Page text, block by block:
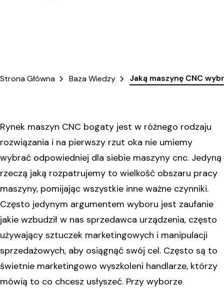
Strona Główna Baza Wiedzy Jaką maszynę CNC
Rynek maszyn CNC bogaty jest w różnego rodzaju
rozwiązania i na pierwszy rzut oka nie umiemy
wybrać odpowiedniej dla siebie maszyny cnc. Jedyną
rzeczą jaką rozpatrujemy to wielkość obszaru pracy
maszyny, pomijając wszystkie inne ważne czynniki.
Często jedynym argumentem wyboru jest zaufanie
jakie wzbudził w nas sprzedawca urządzenia, często
używający sztuczek marketingowych i manipulacji
sprzedażowych, aby osiągnąć swój cel. Często są to
świetnie marketingowo wyszkoleni handlarze, którzy
mówią to co chcesz usłyszeć. Przy wyborze